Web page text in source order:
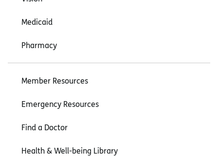
Medicaid
Pharmacy
Member Resources
Emergency Resources
Find a Doctor
Health & Well-being Library